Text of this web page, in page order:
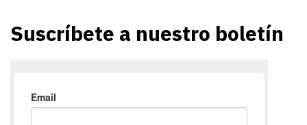
Suscríbete a nuestro boletín